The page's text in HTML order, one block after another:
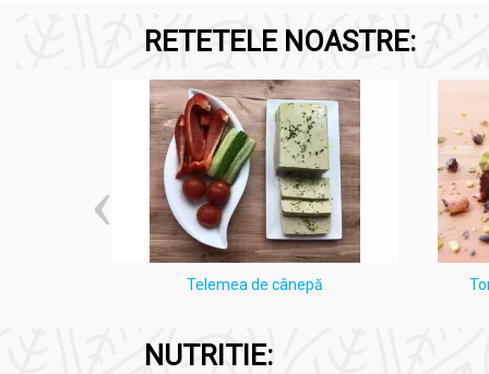
RETETELE NOASTRE:
Telemea de cânepă
NUTRITIE: